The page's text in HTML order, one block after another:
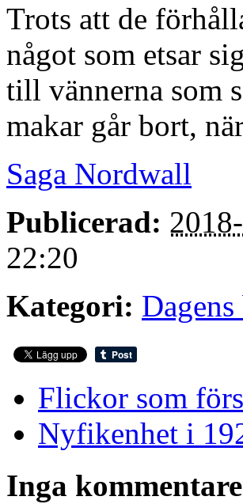
Trots att de
något som etsar
till vännerna som
makar går bort,
Saga Nordwall
Publicerad:
22:20
Kategori:
Flickor som
Nyfikenhet i
Inga